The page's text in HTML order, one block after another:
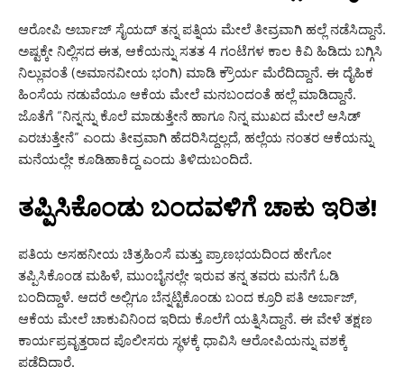
ಆರೋಪಿ ಅರ್ಬಾಜ್ ಸೈಯದ್ ತನ್ನ ಪತ್ನಿಯ ಮೇಲೆ ತೀವ್ರವಾಗಿ ಹಲ್ಲೆ ನಡೆಸಿದ್ದಾನೆ.
ಅಷ್ಟಕ್ಕೇ ನಿಲ್ಲಿಸದ ಈತ, ಆಕೆಯನ್ನು ಸತತ 4 ಗಂಟೆಗಳ ಕಾಲ ಕಿವಿ ಹಿಡಿದು ಬಗ್ಗಿಸಿ
ನಿಲ್ಲುವಂತೆ (ಅಮಾನವೀಯ ಭಂಗಿ) ಮಾಡಿ ಕ್ರೌರ್ಯ ಮೆರೆದಿದ್ದಾನೆ. ಈ ದೈಹಿಕ
ಹಿಂಸೆಯ ನಡುವೆಯೂ ಆಕೆಯ ಮೇಲೆ ಮನಬಂದಂತೆ ಹಲ್ಲೆ ಮಾಡಿದ್ದಾನೆ.
ಜೊತೆಗೆ “ನಿನ್ನನ್ನು ಕೊಲೆ ಮಾಡುತ್ತೇನೆ ಹಾಗೂ ನಿನ್ನ ಮುಖದ ಮೇಲೆ ಆಸಿಡ್
ಎರಚುತ್ತೇನೆ” ಎಂದು ತೀವ್ರವಾಗಿ ಹೆದರಿಸಿದ್ದಲ್ಲದೆ, ಹಲ್ಲೆಯ ನಂತರ ಆಕೆಯನ್ನು
ಮನೆಯಲ್ಲೇ ಕೂಡಿಹಾಕಿದ್ದ ಎಂದು ತಿಳಿದುಬಂದಿದೆ.
ತಪ್ಪಿಸಿಕೊಂಡು ಬಂದವಳಿಗೆ ಚಾಕು ಇರಿತ!
ಪತಿಯ ಅಸಹನೀಯ ಚಿತ್ರಹಿಂಸೆ ಮತ್ತು ಪ್ರಾಣಭಯದಿಂದ ಹೇಗೋ
ತಪ್ಪಿಸಿಕೊಂಡ ಮಹಿಳೆ, ಮುಂಬೈನಲ್ಲೇ ಇರುವ ತನ್ನ ತವರು ಮನೆಗೆ ಓಡಿ
ಬಂದಿದ್ದಾಳೆ. ಆದರೆ ಅಲ್ಲಿಗೂ ಬೆನ್ನಟ್ಟಿಕೊಂಡು ಬಂದ ಕ್ರೂರಿ ಪತಿ ಅರ್ಬಾಜ್,
ಆಕೆಯ ಮೇಲೆ ಚಾಕುವಿನಿಂದ ಇರಿದು ಕೊಲೆಗೆ ಯತ್ನಿಸಿದ್ದಾನೆ. ಈ ವೇಳೆ ತಕ್ಷಣ
ಕಾರ್ಯಪ್ರವೃತ್ತರಾದ ಪೊಲೀಸರು ಸ್ಥಳಕ್ಕೆ ಧಾವಿಸಿ ಆರೋಪಿಯನ್ನು ವಶಕ್ಕೆ
ಪಡೆದಿದ್ದಾರೆ.